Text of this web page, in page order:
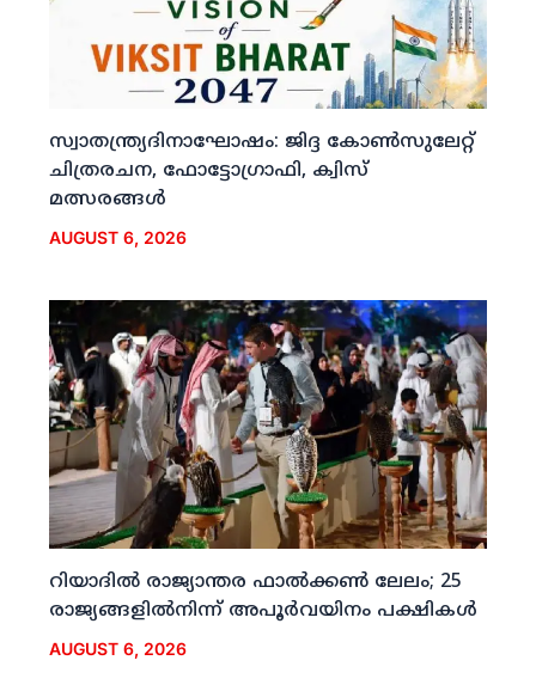
സ്വാതന്ത്ര്യദിനാഘോഷം: ജിദ്ദ കോണ്‍സുലേറ്റ്
ചിത്രരചന, ഫോട്ടോഗ്രാഫി, ക്വിസ്
മത്സരങ്ങള്‍
AUGUST 6, 2026
റിയാദില്‍ രാജ്യാന്തര ഫാല്‍ക്കണ്‍ ലേലം; 25
രാജ്യങ്ങളില്‍നിന്ന് അപൂര്‍വയിനം പക്ഷികള്‍
AUGUST 6, 2026